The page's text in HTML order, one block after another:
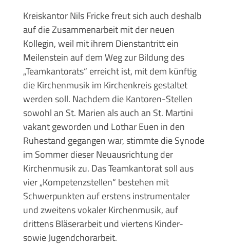
Kreiskantor Nils Fricke freut sich auch deshalb
auf die Zusammenarbeit mit der neuen
Kollegin, weil mit ihrem Dienstantritt ein
Meilenstein auf dem Weg zur Bildung des
„Teamkantorats“ erreicht ist, mit dem künftig
die Kirchenmusik im Kirchenkreis gestaltet
werden soll. Nachdem die Kantoren-Stellen
sowohl an St. Marien als auch an St. Martini
vakant geworden und Lothar Euen in den
Ruhestand gegangen war, stimmte die Synode
im Sommer dieser Neuausrichtung der
Kirchenmusik zu. Das Teamkantorat soll aus
vier „Kompetenzstellen“ bestehen mit
Schwerpunkten auf erstens instrumentaler
und zweitens vokaler Kirchenmusik, auf
drittens Bläserarbeit und viertens Kinder-
sowie Jugendchorarbeit.